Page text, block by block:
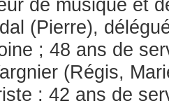
de musique et
(Pierre),
; 48 ans de
(Régis,
; 42 ans de